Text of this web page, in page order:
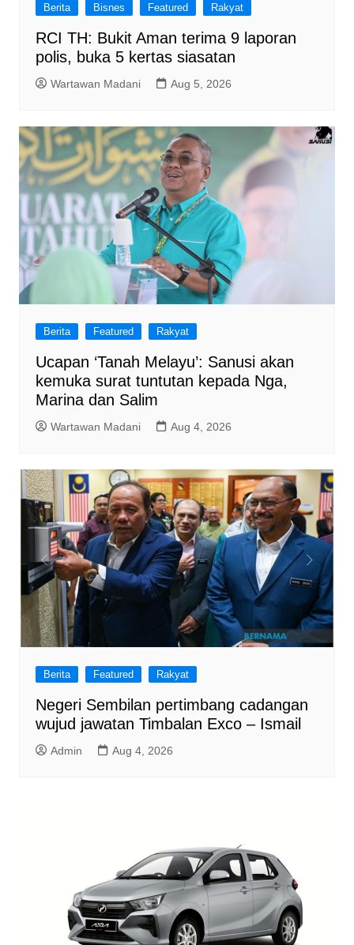
Berita Bisnes Featured Rakyat
RCI TH: Bukit Aman terima 9 laporan
polis, buka 5 kertas siasatan
Wartawan Madani Aug 5, 2026
Berita Featured Rakyat
Ucapan ‘Tanah Melayu’: Sanusi akan
kemuka surat tuntutan kepada Nga,
Marina dan Salim
Wartawan Madani Aug 4, 2026
Berita Featured Rakyat
Negeri Sembilan pertimbang cadangan
wujud jawatan Timbalan Exco – Ismail
Admin Aug 4, 2026